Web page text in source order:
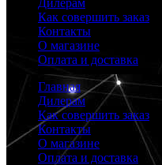
Дилерам
Как совершить заказ
Контакты
О магазине
Оплата и доставка
Главная
Дилерам
Как совершить заказ
Контакты
О магазине
Оплата и доставка